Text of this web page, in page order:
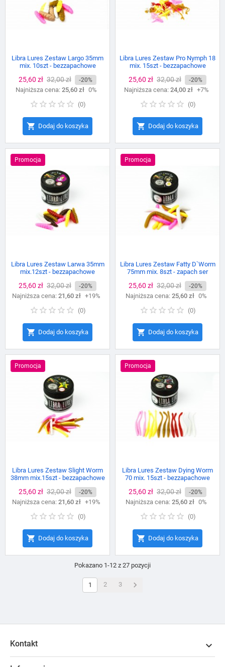
Libra Lures Zestaw Largo 35mm
mix. 10szt - bezzapachowe
Cena
25,60 zł Cena
podstawowa
32,00 zł -20%
Najniższa cena: 25,60 zł 0%
(0)
 Dodaj do koszyka
Libra Lures Zestaw Pro Nymph 18
mix. 15szt - bezzapachowe
Cena
25,60 zł Cena
podstawowa
32,00 zł -20%
Najniższa cena: 24,00 zł +7%
(0)
 Dodaj do koszyka
Promocja
Libra Lures Zestaw Larwa 35mm
mix.12szt - bezzapachowe
Cena
25,60 zł Cena
podstawowa
32,00 zł -20%
Najniższa cena: 21,60 zł +19%
(0)
 Dodaj do koszyka
Promocja
Libra Lures Zestaw Fatty D`Worm
75mm mix. 8szt - zapach ser
Cena
25,60 zł Cena
podstawowa
32,00 zł -20%
Najniższa cena: 25,60 zł 0%
(0)
 Dodaj do koszyka
Promocja
Libra Lures Zestaw Slight Worm
38mm mix.15szt - bezzapachowe
Cena
25,60 zł Cena
podstawowa
32,00 zł -20%
Najniższa cena: 21,60 zł +19%
(0)
 Dodaj do koszyka
Promocja
Libra Lures Zestaw Dying Worm
70 mix. 15szt - bezzapachowe
Cena
25,60 zł Cena
podstawowa
32,00 zł -20%
Najniższa cena: 25,60 zł 0%
(0)
 Dodaj do koszyka
Pokazano 1-12 z 27 pozycji
1 2 3 
Kontakt 